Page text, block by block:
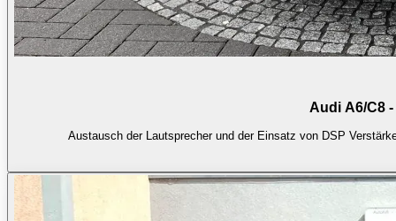
Audi A6/C8
Austausch der Lautsprecher und der Einsatz von DSP